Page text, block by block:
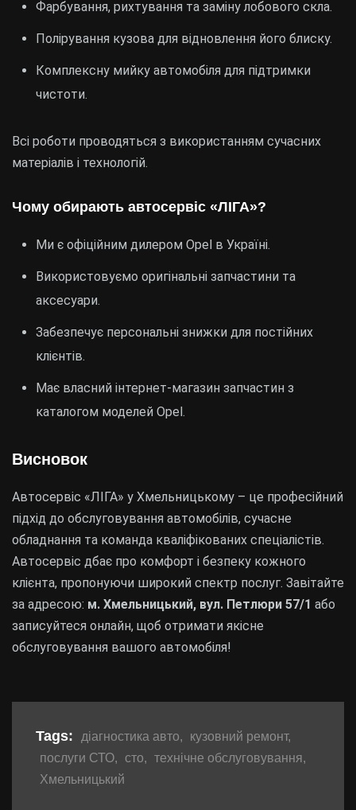
Фарбування, рихтування та заміну лобового скла.
Полірування кузова для відновлення його блиску.
Комплексну мийку автомобіля для підтримки
чистоти.
Всі роботи проводяться з використанням сучасних
матеріалів і технологій.
Чому обирають автосервіс «ЛІГА»?
Ми є офіційним дилером Opel в Україні.
Використовуємо оригінальні запчастини та
аксесуари.
Забезпечує персональні знижки для постійних
клієнтів.
Має власний інтернет-магазин запчастин з
каталогом моделей Opel.
Висновок
Автосервіс «ЛІГА» у Хмельницькому – це професійний
підхід до обслуговування автомобілів, сучасне
обладнання та команда кваліфікованих спеціалістів.
Автосервіс дбає про комфорт і безпеку кожного
клієнта, пропонуючи широкий спектр послуг. Завітайте
за адресою: м. Хмельницький, вул. Петлюри 57/1 або
записуйтеся онлайн, щоб отримати якісне
обслуговування вашого автомобіля!
Tags: діагностика авто, кузовний ремонт,
послуги СТО, сто, технічне обслуговування,
Хмельницький